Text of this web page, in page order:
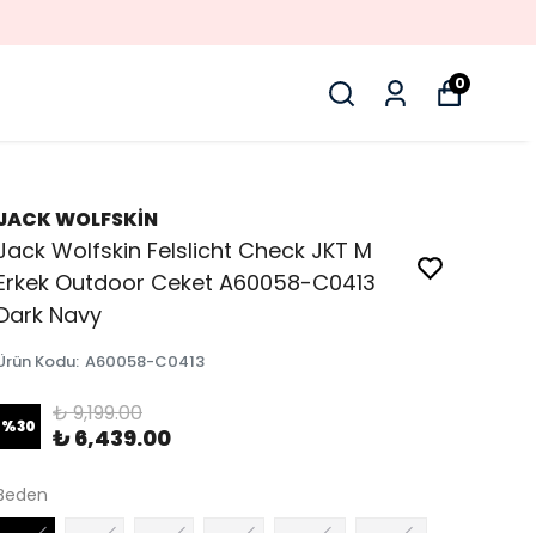
%50 INDIRIM
0
WOLFSKİN
Wolfskin Felslicht Check JKT M
Outdoor Ceket A60058-C0413
Navy
Kodu: A60058-C0413
%30 ₺ 9,199.00
₺ 6,439.00